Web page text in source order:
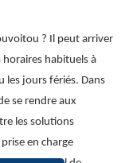
? Il peut arriver
horaires habituels à
les jours fériés. Dans
se rendre aux
les solutions
en charge